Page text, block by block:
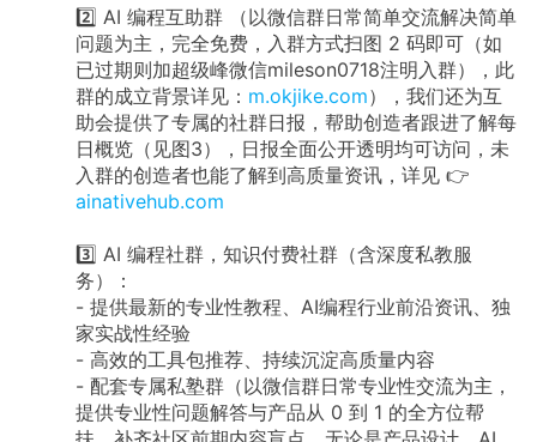
2️⃣ AI 编程互助群 （以微信群日常简单交流解决简单
问题为主，完全免费，入群方式扫图 2 码即可（如
已过期则加超级峰微信mileson0718注明入群），此
群的成立背景详见： m.okjike.com），我们还为互
助会提供了专属的社群日报，帮助创造者跟进了解每
日概览（见图3），日报全面公开透明均可访问，未
入群的创造者也能了解到高质量资讯，详见 👉
ainativehub.com
3️⃣ AI 编程社群，知识付费社群（含深度私教服
务）：
- 提供最新的专业性教程、AI编程行业前沿资讯、独
家实战性经验
- 高效的工具包推荐、持续沉淀高质量内容
- 配套专属私塾群（以微信群日常专业性交流为主，
提供专业性问题解答与产品从 0 到 1 的全方位帮